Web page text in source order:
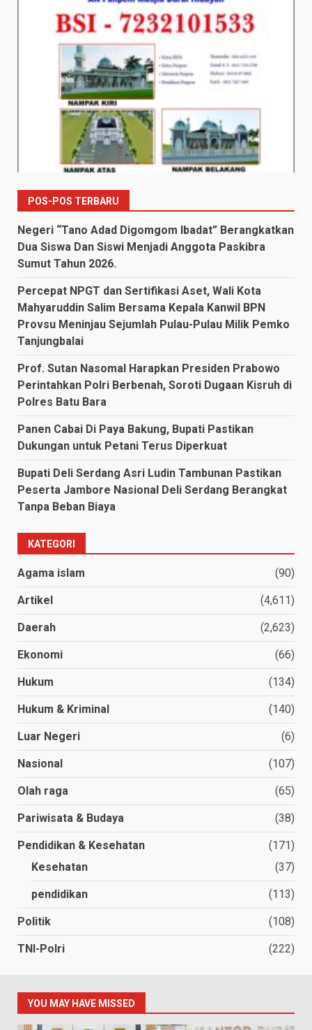
POS-POS TERBARU
Negeri “Tano Adad Digomgom Ibadat” Berangkatkan
Dua Siswa Dan Siswi Menjadi Anggota Paskibra
Sumut Tahun 2026.
Percepat NPGT dan Sertifikasi Aset, Wali Kota
Mahyaruddin Salim Bersama Kepala Kanwil BPN
Provsu Meninjau Sejumlah Pulau-Pulau Milik Pemko
Tanjungbalai
Prof. Sutan Nasomal Harapkan Presiden Prabowo
Perintahkan Polri Berbenah, Soroti Dugaan Kisruh di
Polres Batu Bara
Panen Cabai Di Paya Bakung, Bupati Pastikan
Dukungan untuk Petani Terus Diperkuat
Bupati Deli Serdang Asri Ludin Tambunan Pastikan
Peserta Jambore Nasional Deli Serdang Berangkat
Tanpa Beban Biaya
KATEGORI
Agama islam (90)
Artikel (4,611)
Daerah (2,623)
Ekonomi (66)
Hukum (134)
Hukum & Kriminal (140)
Luar Negeri (6)
Nasional (107)
Olah raga (65)
Pariwisata & Budaya (38)
Pendidikan & Kesehatan
(171)
Kesehatan
(37)
pendidikan (113)
Politik (108)
TNI-Polri (222)
YOU MAY HAVE MISSED